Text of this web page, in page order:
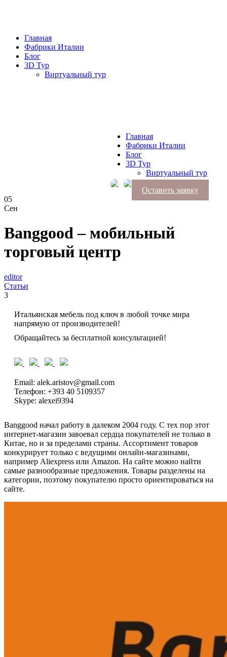
Главная
Фабрики Италии
Блог
3D Тур
Виртуальный тур
Главная
Фабрики Италии
Блог
3D Тур
Виртуальный тур
Оставить заявку
05
Сен
Banggood – мобильный
торговый центр
editor
Статьи
3
Итальянская мебель под ключ в любой точке мира
напрямую от производителей!
Обращайтесь за бесплатной консультацией!
Email: alek.aristov@gmail.com
Телефон: +393 40 5109357
Skype: alexei9394
Banggood начал работу в далеком 2004 году. С тех пор этот
интернет-магазин завоевал сердца покупателей не только в
Китае, но и за пределами страны. Ассортимент товаров
конкурирует только с ведущими онлайн-магазинами,
например Aliexpress или Amazon. На сайте можно найти
самые разнообразные предложения. Товары разделены на
категории, поэтому покупателю просто ориентироваться на
сайте.